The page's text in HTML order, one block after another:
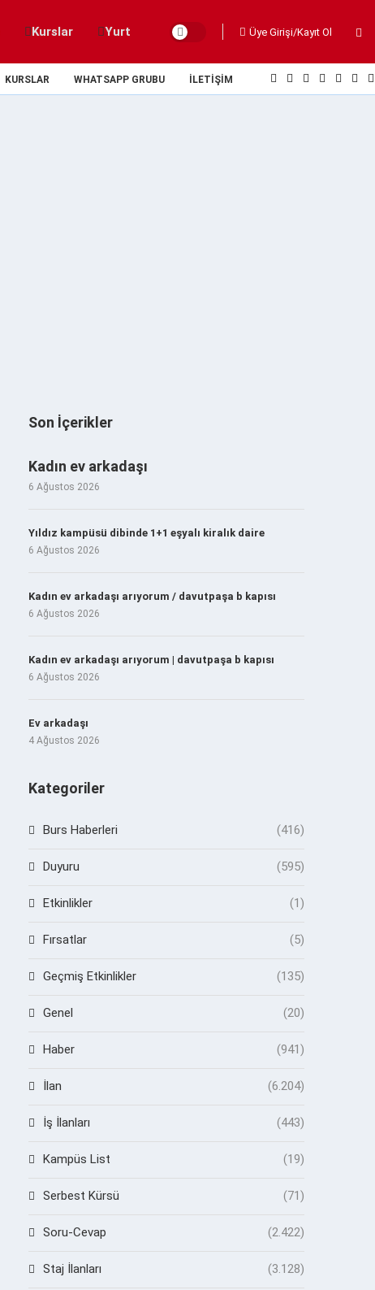
Kurslar Yurt Üye Girişi/Kayıt Ol
KURSLAR WHATSAPP GRUBU İLETIŞIM
Son İçerikler
Kadın ev arkadaşı
6 Ağustos 2026
Yıldız kampüsü dibinde 1+1 eşyalı kiralık daire
6 Ağustos 2026
Kadın ev arkadaşı arıyorum / davutpaşa b kapısı
6 Ağustos 2026
Kadın ev arkadaşı arıyorum | davutpaşa b kapısı
6 Ağustos 2026
Ev arkadaşı
4 Ağustos 2026
Kategoriler
Burs Haberleri (416)
Duyuru (595)
Etkinlikler (1)
Fırsatlar (5)
Geçmiş Etkinlikler (135)
Genel (20)
Haber (941)
İlan (6.204)
İş İlanları (443)
Kampüs List (19)
Serbest Kürsü (71)
Soru-Cevap (2.422)
Staj İlanları (3.128)